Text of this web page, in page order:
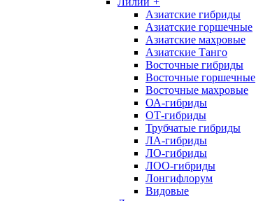
Азиатские гибриды
Азиатские горшечные
Азиатские махровые
Азиатские Танго
Восточные гибриды
Восточные горшечные
Восточные махровые
ОА-гибриды
ОТ-гибриды
Трубчатые гибриды
ЛА-гибриды
ЛО-гибриды
ЛОО-гибриды
Лонгифлорум
Видовые